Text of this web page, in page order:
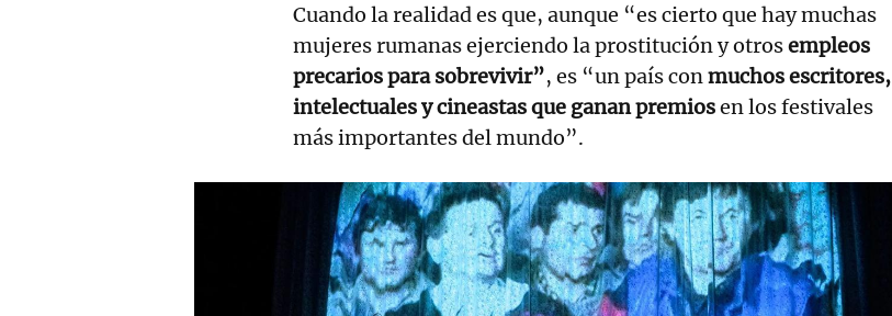
Cuando la realidad es que, aunque “es cierto que hay muchas
mujeres rumanas ejerciendo la prostitución y otrosempleos
precarios para sobrevivir”, es “un país conmuchos escritores,
intelectuales y cineastas que ganan premiosen los festivales
más importantes del mundo”.